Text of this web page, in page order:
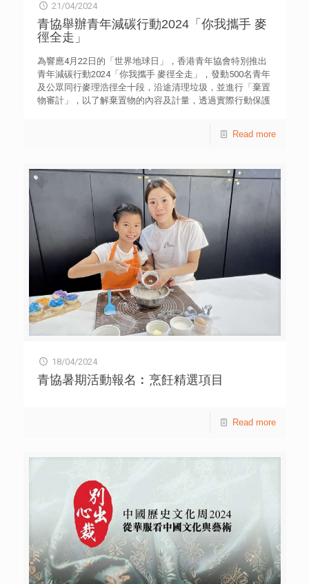
21/04/2024
青協舉辦青年減碳行動2024「你我攜手 麥
徑全走」
為響應4月22日的「世界地球日」，香港青年協會特別推出
青年減碳行動2024「你我攜手 麥徑全走」，發動500名青年
及公眾同行麥理浩徑全十段，沿途清理垃圾，並進行「棄置
物審計」，以了解棄置物的內容及計量，透過實際行動保護
訓練營舉行，由香港青年協會總幹事徐小曼及「起步大使」
表示，青協致力鼓勵青年參與可持續發展，從「環境教
育」、「行動實踐」及「帶領改變」三大層面，以青年主導
並動員青年力量，培育他們成為可持續發展的領袖。全球暖
化對生態環境造成極大威脅，影響下一代的未來，她建議青
年走多一步，成為推動者和帶領者，攜手實現碳中和，建立
美好生活環境。 總動員支持此項目的「起步大使」Lolly
Talk表示，日常生活許多活動都會直接或間接產生碳排放，
例如用電、運輸和廢物處理等，因此，源頭減廢是最容易且
最有效的減碳方式。她們鼓勵青年及公眾齊齊「改變心態，
改變生態」，身體力行保護環境。 青協青年減碳行動
2024「你我攜手 麥徑全走」邀請青年及公眾一起踏上本港
最熱門遠足路線之一的麥理浩徑。參加者可沿途享受美麗自
然景觀，同時清理垃圾及進行「棄置物審計」，記錄棄置物
100公里的麥理浩徑獲《國家地理》雜誌評為全球十條必遊
行山徑之一，橫跨香港多個區域，包括西貢、馬鞍山、獅子
山、金山、城門水塘、針草帽、大帽山和屯門何福堂書院。
徑全走」現已開始，為期兩個月，招募 500 名青年參與。透
Read more
18/04/2024
青協暑期活動報名︰烹飪精選項目
Read more